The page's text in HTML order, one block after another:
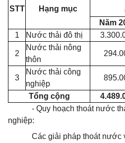
STT Hạng mục
Năm
1
Nước thải đô thị
2
Nước thải nông
thôn
3
Nước thải công
nghiệp
Tổng cộng
- Quy hoạch thoátnước
nghiệp:
Các giải pháp thoátnước